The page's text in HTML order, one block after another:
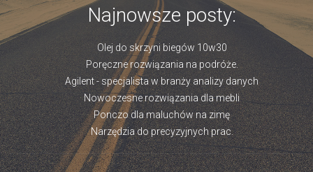
Najnowsze posty:
Olej do skrzyni biegów 10w30
Poręczne rozwiązania na podróże.
Agilent - specjalista w branży analizy danych
Nowoczesne rozwiązania dla mebli
Ponczo dla maluchów na zimę
Narzędzia do precyzyjnych prac.